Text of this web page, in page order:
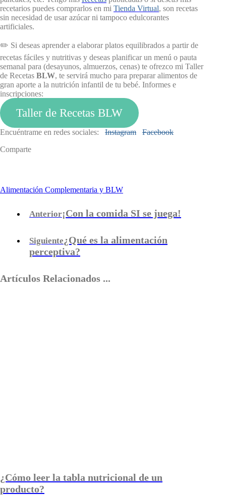
recetarios puedes comprarlos en mi Tienda Virtual, son recetas
sin necesidad de usar azúcar ni tampoco edulcorantes
artificiales.
✏️ Si deseas aprender a elaborar platos equilibrados a partir de
recetas fáciles y nutritivas y deseas planificar un menú o pauta
semanal para (desayunos, almuerzos, cenas) te ofrezco mi Taller
de Recetas BLW, te servirá mucho para preparar alimentos de
gran aporte a la nutrición infantil de tu bebé. Informes e
inscripciones:
Taller de Recetas BLW
Encuéntrame en redes sociales: Instagram Facebook
Comparte
Alimentación Complementaria y BLW
Anterior¡Con la comida SI se juega!
Siguiente¿Qué es la alimentación
perceptiva?
Artículos Relacionados ...
¿Cómo leer la tabla nutricional de un
producto?